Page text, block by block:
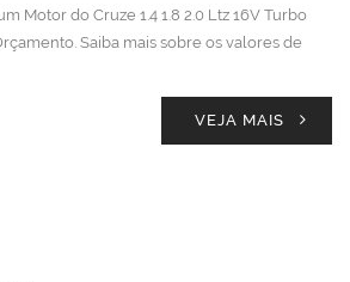
Motor do Cruze 1.4 1.8 2.0 Ltz 16V Turbo
Saiba mais sobre os valores de
VEJA MAIS